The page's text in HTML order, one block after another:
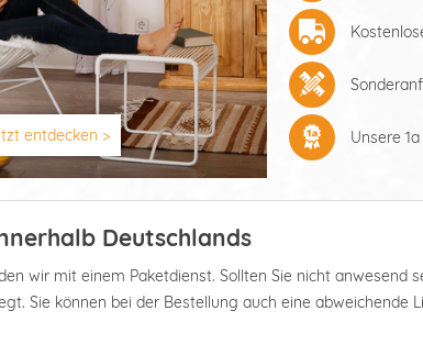
entdecken > Unsere
Deutschlands
wir mit einem Paketdienst. Sollten Sie nicht
Sie können bei der Bestellung auch eine abweichende